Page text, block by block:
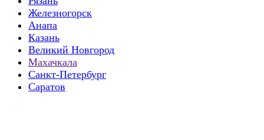
Железногорск
Анапа
Казань
Великий Новгород
Махачкала
Санкт-Петербург
Саратов